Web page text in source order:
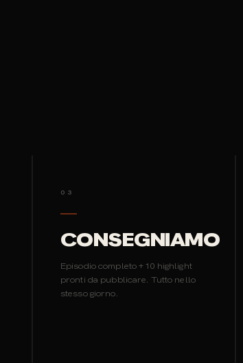
03
CONSEGNIAMO
Episodio completo + 10 highlight
pronti da pubblicare. Tutto nello
stesso giorno.